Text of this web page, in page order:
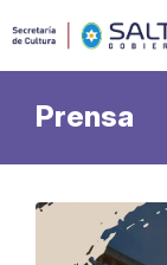
Prensa